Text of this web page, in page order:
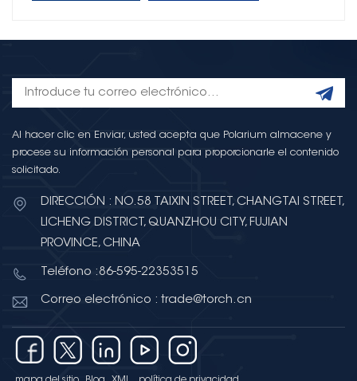
Al hacer clic en Enviar, usted acepta que Polarium almacene y
procese su información personal para proporcionarle el contenido
solicitado.
DIRECCIÓN : NO.58 TAIXIN STREET, CHANGTAI STREET,
LICHENG DISTRICT, QUANZHOU CITY, FUJIAN
PROVINCE, CHINA
Teléfono :86-595-22353515
Correo electrónico : trade@torch.cn